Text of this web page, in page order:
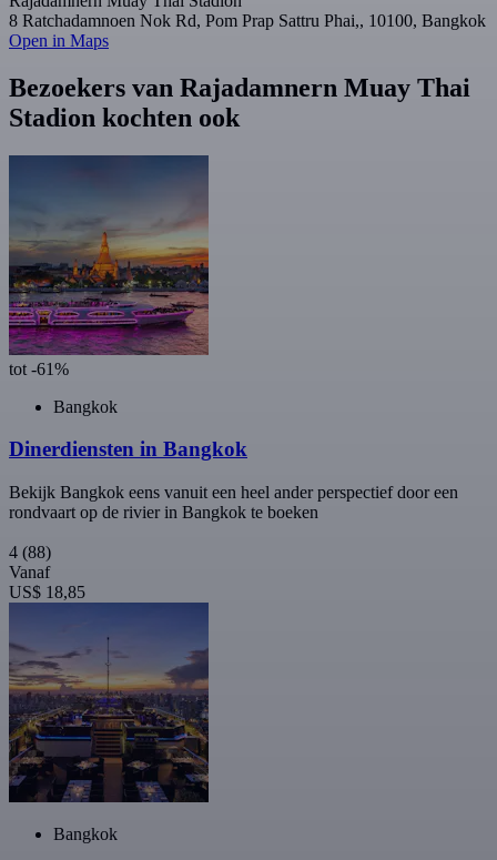
8 Ratchadamnoen Nok Rd, Pom Prap Sattru Phai,, 10100, Bangkok
Open in Maps
Bezoekers van Rajadamnern Muay Thai
Stadion kochten ook
tot -61%
Bangkok
Dinerdiensten in Bangkok
Bekijk Bangkok eens vanuit een heel ander perspectief door een
rondvaart op de rivier in Bangkok te boeken
4 (88)
Vanaf
US$ 18,85
Bangkok